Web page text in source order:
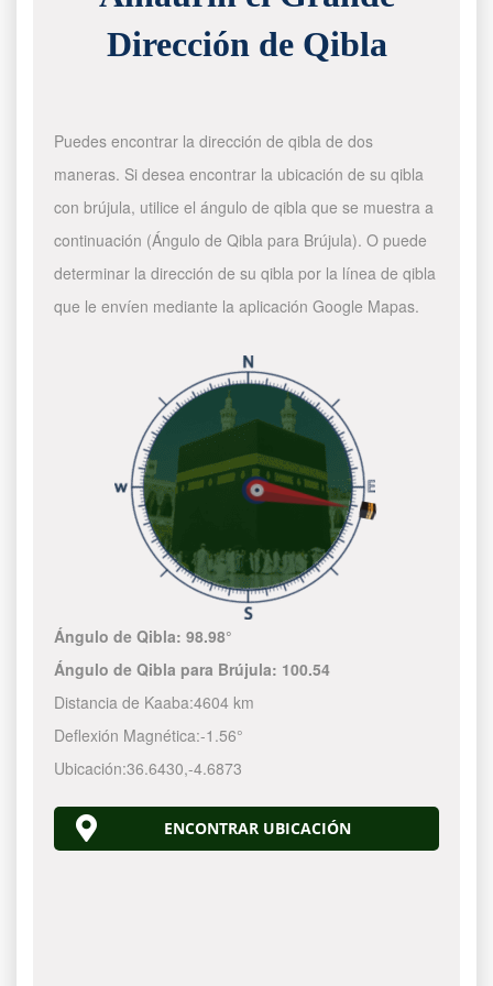
Dirección de Qibla
Puedes encontrar la dirección de qibla de dos
maneras. Si desea encontrar la ubicación de su qibla
con brújula, utilice el ángulo de qibla que se muestra a
continuación (Ángulo de Qibla para Brújula). O puede
determinar la dirección de su qibla por la línea de qibla
que le envíen mediante la aplicación Google Mapas.
Ángulo de Qibla:98.98°
Ángulo de Qibla para Brújula: 100.54
Distancia de Kaaba:4604 km
Deflexión Magnética:-1.56°
Ubicación:36.6430,-4.6873
ENCONTRAR UBICACIÓN